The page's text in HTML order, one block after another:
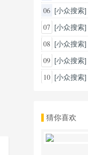
06 [小众搜索]
07 [小众搜索]
08 [小众搜索]
09 [小众搜索]
10 [小众搜索]
猜你喜欢